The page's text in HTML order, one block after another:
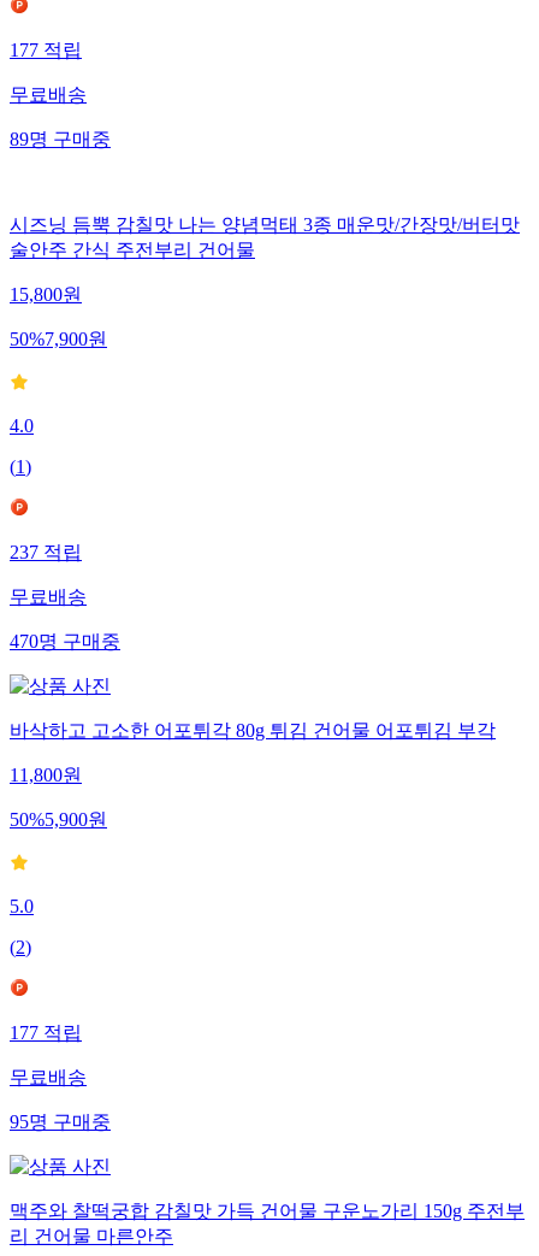
177적립
무료배송
89명구매중
시즈닝 듬뿍 감칠맛 나는 양념먹태 3종 매운맛/간장맛/버터맛
술안주 간식 주전부리 건어물
15,800원
50%7,900원
4.0
(1)
237적립
무료배송
470명구매중
바삭하고 고소한 어포튀각 80g 튀김 건어물 어포튀김 부각
11,800원
50%5,900원
5.0
(2)
177적립
무료배송
95명구매중
맥주와 찰떡궁합 감칠맛 가득 건어물 구운노가리 150g 주전부
리 건어물 마른안주